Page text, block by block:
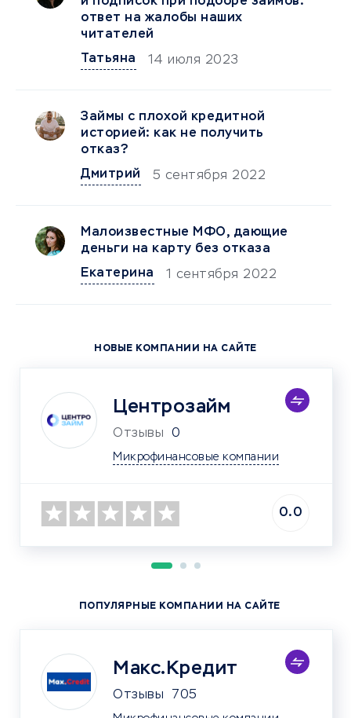
ответ на жалобы наших
читателей
Татьяна
14 июля 2023
Займы с плохой кредитной
историей: как не получить
отказ?
Дмитрий
5 сентября 2022
Малоизвестные МФО, дающие
деньги на карту без отказа
Екатерина
1 сентября 2022
НОВЫЕ КОМПАНИИ НА САЙТЕ
Центрозайм
Отзывы 0
Микрофинансовые компании
0.0
ПОПУЛЯРНЫЕ КОМПАНИИ НА САЙТЕ
Макс.Кредит
Отзывы 705